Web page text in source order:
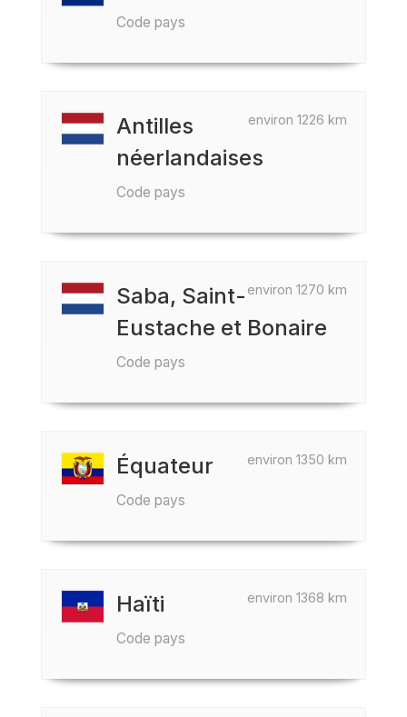
Code pays
environ 1226 km
Antilles
néerlandaises
Code pays
environ 1270 km
Saba, Saint-
Eustache et Bonaire
Code pays
environ 1350 km
Équateur
Code pays
environ 1368 km
Haïti
Code pays